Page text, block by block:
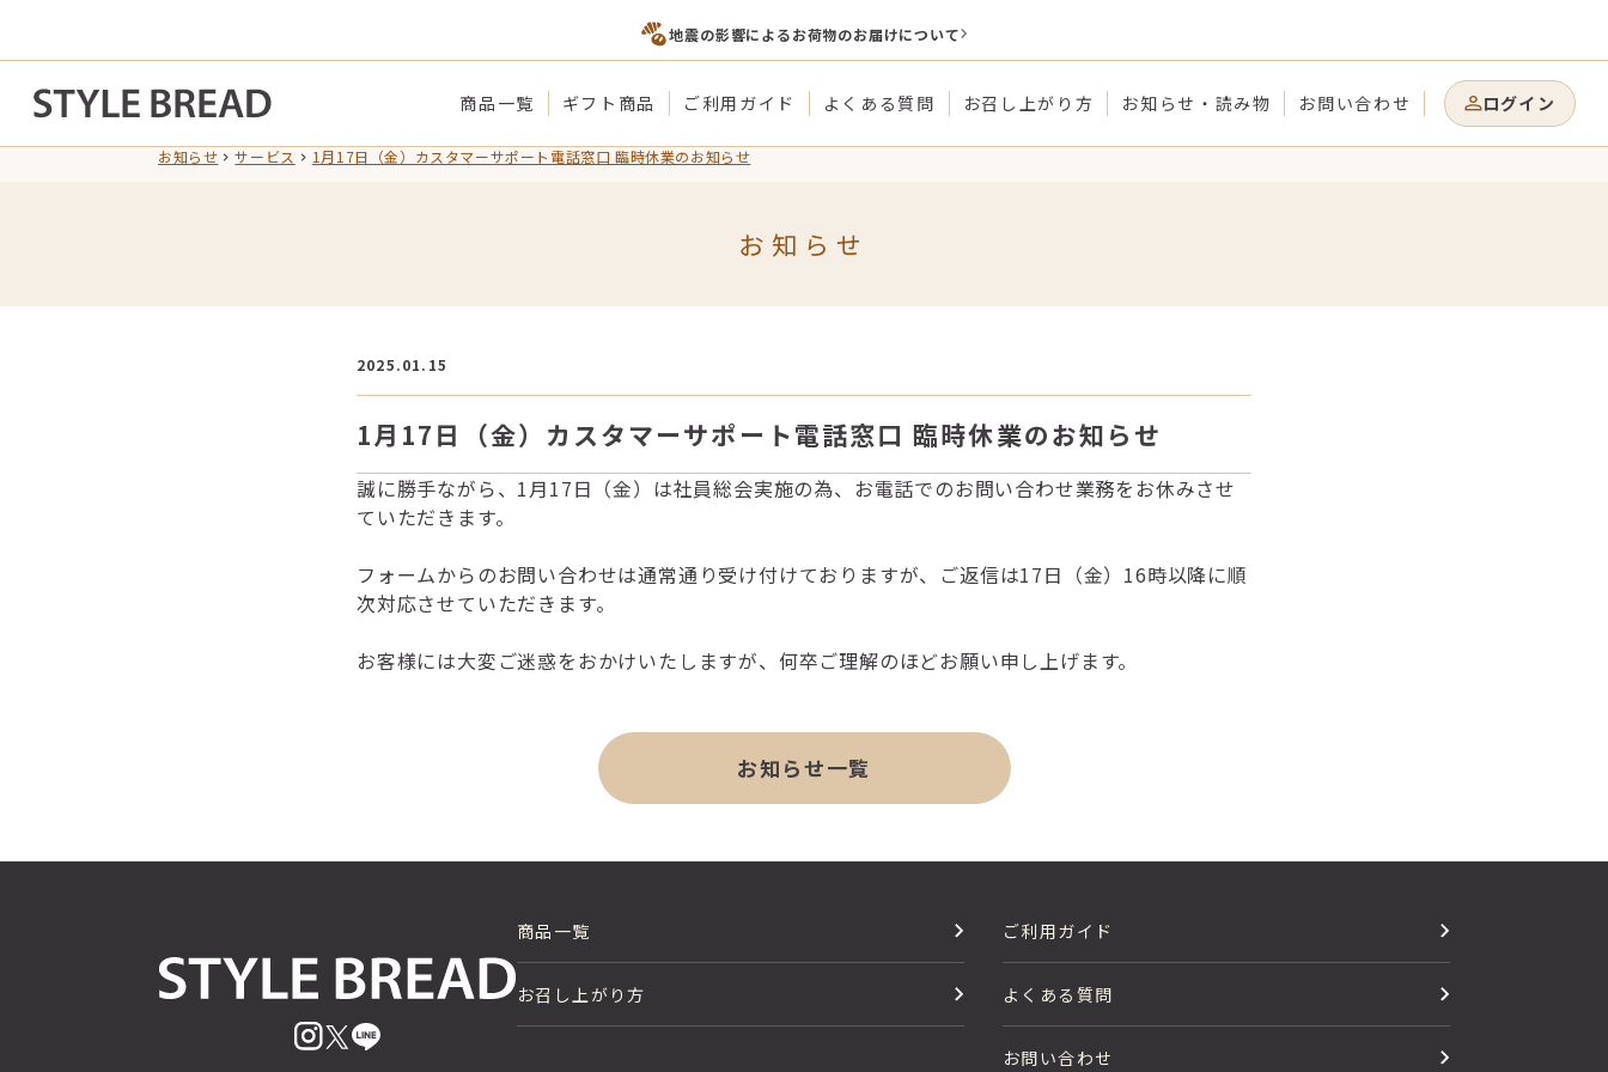
地震の影響によるお荷物のお届けについて
商品一覧 ギフト商品 ご利用ガイド よくある質問 お召し上がり方 お知らせ・読み物 お問い合わせ ログイン
お知らせ サービス 1月17日（金）カスタマーサポート電話窓口 臨時休業のお知らせ
お知らせ
2025.01.15
1月17日（金）カスタマーサポート電話窓口 臨時休業のお知らせ
誠に勝手ながら、1月17日（金）は社員総会実施の為、お電話でのお問い合わせ業務をお休みさせ
ていただきます。
フォームからのお問い合わせは通常通り受け付けておりますが、ご返信は17日（金）16時以降に順
次対応させていただきます。
お客様には大変ご迷惑をおかけいたしますが、何卒ご理解のほどお願い申し上げます。
お知らせ一覧
商品一覧
お召し上がり方
ご利用ガイド
よくある質問
お問い合わせ